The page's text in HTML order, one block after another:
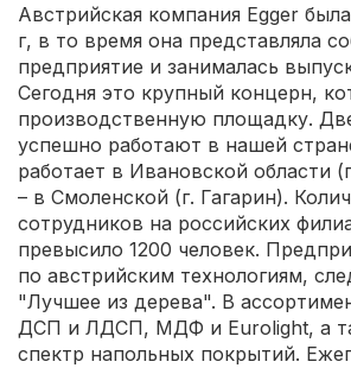
Австрийская компания Egger
г, в то время она представляла
предприятие и занималась
Сегодня это крупный концерн,
производственную площадку.
успешно работают в нашей
работает в Ивановской области
– в Смоленской (г. Гагарин).
сотрудников на российских
превысило 1200 человек.
по австрийским технологиям,
"Лучшее из дерева". В
ДСП и ЛДСП, МДФ и Eurolight, а
спектр напольных покрытий.